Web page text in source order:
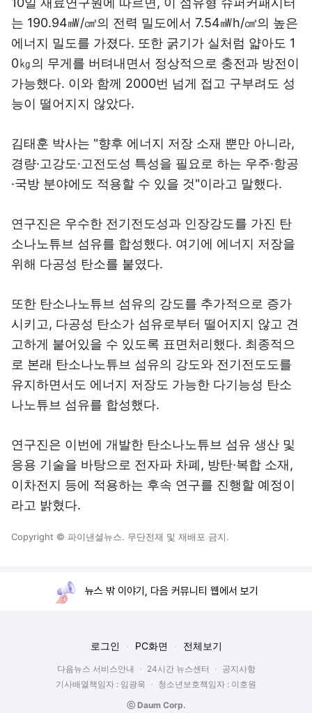
는 190.94㎽/㎤의 전력 밀도에서 7.54㎽h/㎤의 높은
에너지 밀도를 가졌다. 또한 굵기가 실처럼 얇아도 1
0㎏의 무게를 버텨내면서 정상적으로 충전과 방전이
가능했다. 이와 함께 2000번 넘게 접고 구부려도 성
능이 떨어지지 않았다.
김태훈 박사는 "향후 에너지 저장 소재 뿐만 아니라,
경량·고강도·고전도성 특성을 필요로 하는 우주·항공
·국방 분야에도 적용할 수 있을 것"이라고 말했다.
연구진은 우수한 전기전도성과 인장강도를 가진 탄
소나노튜브 섬유를 합성했다. 여기에 에너지 저장을
위해 다공성 탄소를 붙였다.
또한 탄소나노튜브 섬유의 강도를 추가적으로 증가
시키고, 다공성 탄소가 섬유로부터 떨어지지 않고 견
고하게 붙어있을 수 있도록 표면처리했다. 최종적으
로 본래 탄소나노튜브 섬유의 강도와 전기전도도를
유지하면서도 에너지 저장도 가능한 다기능성 탄소
나노튜브 섬유를 합성했다.
연구진은 이번에 개발한 탄소나노튜브 섬유 생산 및
응용 기술을 바탕으로 전자파 차폐, 방탄·복합 소재,
이차전지 등에 적용하는 후속 연구를 진행할 예정이
라고 밝혔다.
Copyright © 파이낸셜뉴스. 무단전재 및 재배포 금지.
뉴스 밖 이야기, 다음 커뮤니티 웹에서 보기
로그인 PC화면 전체보기
다음뉴스 서비스안내 24시간 뉴스센터
공지사항
기사배열책임자 : 임광욱
청소년보호책임자 : 이호원
ⓒ Daum Corp.